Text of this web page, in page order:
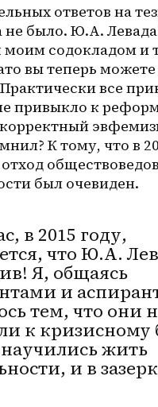
ответов на
не было. Ю.А.
моим содокладом и
вы теперь можете
Практически все
привыкло к
К тому, что в
обществоведов
был очевиден.
в 2015 году,
что Ю.А.
Я, общаясь
и
тем, что они
к кризисному
научились жить
и в